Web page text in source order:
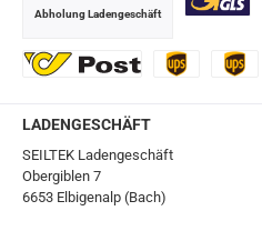
Abholung Ladengeschäft
LADENGESCHÄFT
SEILTEK Ladengeschäft
Obergiblen 7
6653 Elbigenalp (Bach)